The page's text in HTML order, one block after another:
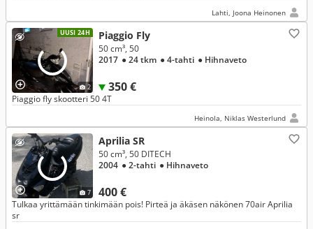
Lahti, Joona Heinonen
UUSI 24H
2
Piaggio Fly
350 €
50 cm³, 50
2017 ● 24 tkm ● 4-tahti ● Hihnaveto
Piaggio fly skootteri 50 4T
Heinola, Niklas Westerlund
7
Aprilia SR
400 €
50 cm³, 50 DITECH
2004 ● 2-tahti ● Hihnaveto
Tulkaa yrittämään tinkimään pois! Pirteä ja äkäsen näkönen 70air Aprilia
sr